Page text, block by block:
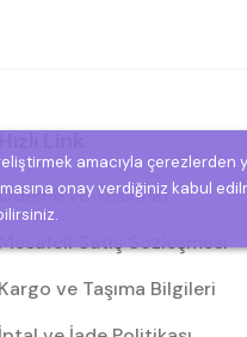
ve Teslimat
Satış Sözleşmesi
Kargo ve Taşıma Bilgileri
amacıyla çerezlerden
onay verdiğiniz kabul